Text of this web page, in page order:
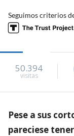
Seguimos criterios
50.394
visitas
Pese a sus
pareciese